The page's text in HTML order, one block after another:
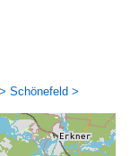
Schönefeld >